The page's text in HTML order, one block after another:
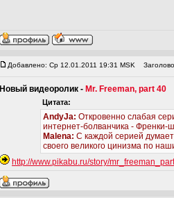
Добавлено: Ср 12.01.2011 19:31 MSK
Новый видеоролик - Mr. Freeman, part 40
Цитата:
AndyJa: Откровенно слабая
интернет-болванчика - Френки-
Malena: С каждой серией
своего великого цинизма по
http://www.pikabu.ru/story/